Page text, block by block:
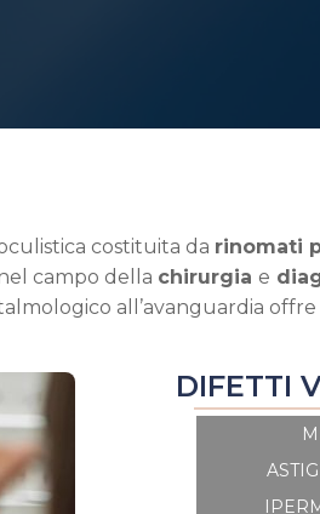
costituita da rinomati
campo della chirurgia e
all’avanguardia
DIFETTI